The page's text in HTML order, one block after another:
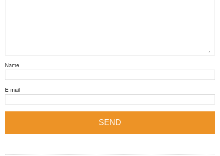
Name
E-mail